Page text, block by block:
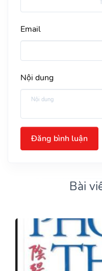
Email
Nội dung
Đăng bình luận
Bài